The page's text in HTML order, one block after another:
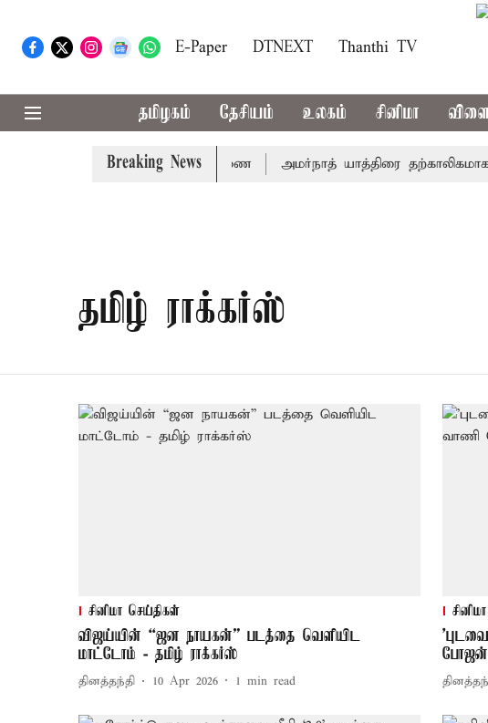
E-Paper DTNEXT Thanthi TV
தமிழகம் தேசியம் உலகம் சினிமா
Breaking News
சுப்ரீம்கோர்ட்டில் விசாரணை அமர்நாத் யாத்திரை தற்காலிகமாக
தமிழ் ராக்கர்ஸ்
சினிமா செய்திகள்
விஜய்யின் “ஜன நாயகன்” படத்தை வெளியிட
மாட்டோம் - தமிழ் ராக்கர்ஸ்
தினத்தந்தி 10 Apr 2026 1 min read